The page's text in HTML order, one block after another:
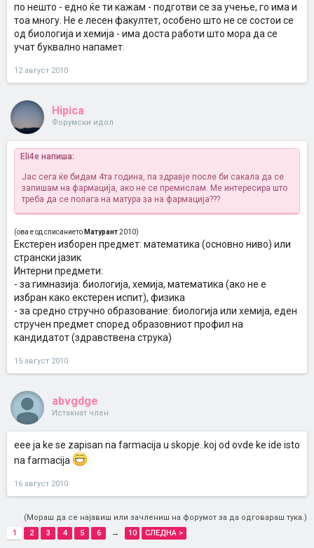
по нешто - едно ќе ти кажам - подготви се за учење, го има и
тоа многу. Не е лесен факултет, особено што не се состои се
од биологија и хемија - има доста работи што мора да се
учат буквално напамет.
12 август 2010
Hipica
Форумски идол
Eli4e напиша:
Јас сега ќе бидам 4та година, па здравје после би сакала да се
запишам на фармација, ако не се премислам. Ме интересира што
треба да се полага на матура за на фармација???
(ова е од списанието Матурант2010)
Екстерен изборен предмет: математика (основно ниво) или
странски јазик
Интерни предмети:
- за гимназија: биологија, хемија, математика (ако не е
избран како екстерен испит), физика
- за средно стручно образование: биологија или хемија, еден
стручен предмет според образовниот профил на
кандидатот (здравствена струка)
15 август 2010
abvgdge
Истакнат член
eee ja ke se zapisan na farmacija u skopje..koj od ovde ke ide isto
na farmacija
16 август 2010
(Мораш да се најавиш или зачлениш на форумот за да одговараш тука.)
1
2 3 4 5 6 → 10 СЛЕДНА >